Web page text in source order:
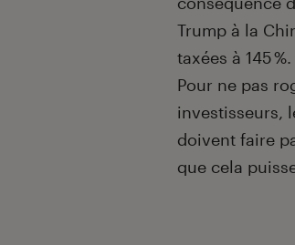
Trump à la
taxées à 145 %.
Pour ne pas
investisseurs,
doivent faire
que cela